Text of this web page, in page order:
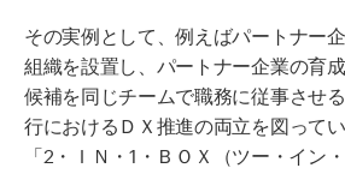
その実例として、例えばパートナー
組織を設置し、パートナー企業の育
候補を同じチームで職務に従事させ
行におけるＤＸ推進の両立を図ってい
「2 ・ＩＮ・1 ・ＢＯＸ（ツー・イン